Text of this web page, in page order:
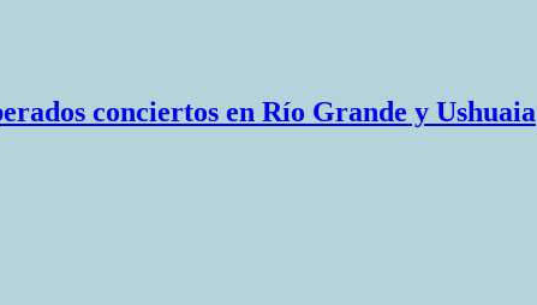
conciertos en Río Grande y Ushuaia